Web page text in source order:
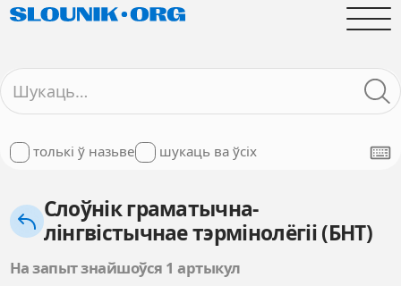
толькі ў назьве шукаць ва ўсіх
Слоўнік граматычна-
лінгвістычнае тэрмінолёгіі (БНТ)
На запыт знайшоўся 1 артыкул